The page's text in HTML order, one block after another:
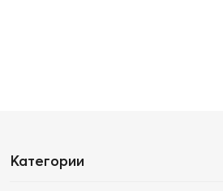
Категории